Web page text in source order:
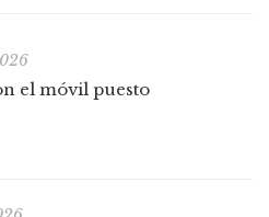
el móvil puesto